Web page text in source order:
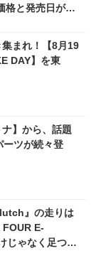
格と発売日が決
最高58馬力＆
化!? 完全に
」を超えた!?
新車ニュース】
まれ！【8月19
DAY】を東
】から、話題
ツが続々登
』の走りは
E-
じゃなく足つき
新車ニュー